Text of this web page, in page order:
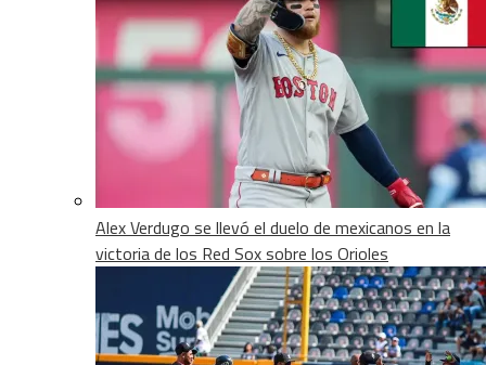
Alex Verdugo se llevó el duelo de mexicanos en la
victoria de los Red Sox sobre los Orioles